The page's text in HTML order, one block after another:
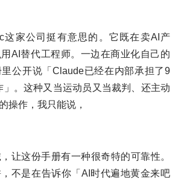
这家公司挺有意思的。它既在卖AI产
AI替代工程师。一边在商业化自己的
公开说「Claude已经在内部承担了9
」。这种又当运动员又当裁判、还主动
操作，我只能说，
让这份手册有一种很奇特的可靠性。
不是在告诉你「AI时代遍地黄金来吧